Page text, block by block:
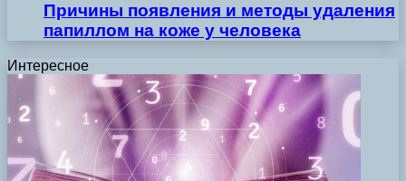
Причины появления и методы удаления
папиллом на коже у человека
Интересное